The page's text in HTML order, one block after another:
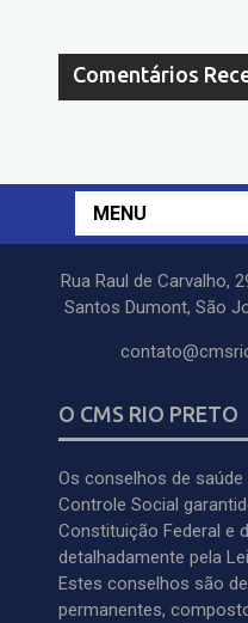
Comentários
MENU
Rua Raul de Carvalho,
Santos Dumont, São
O CMS RIO PRETO
Os conselhos de
Controle Social
Constituição Federal e
detalhadamente pela
Estes conselhos são
permanentes,